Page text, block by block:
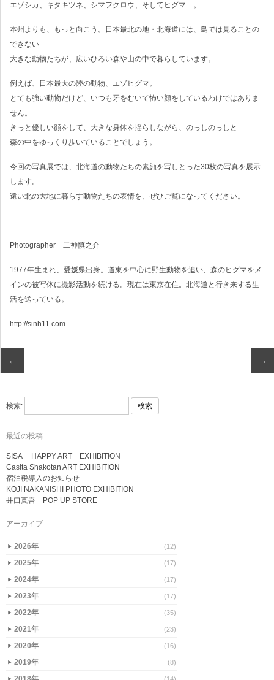
← →
エゾシカ、キタキツネ、シマフクロウ、そしてヒグマ…。
本州よりも、もっと向こう。日本最北の地・北海道には、島では見ることの
できない
大きな動物たちが、広いひろい森や山の中で暮らしています。
例えば、日本最大の陸の動物、エゾヒグマ。
とても強い動物だけど、いつも牙をむいて怖い顔をしているわけではありま
せん。
きっと優しい顔をして、大きな身体を揺らしながら、のっしのっしと
森の中をゆっくり歩いていることでしょう。
今回の写真展では、北海道の動物たちの素顔を写しとった30枚の写真を展示
します。
遠い北の大地に暮らす動物たちの表情を、ぜひご覧になってください。
Photographer 二神慎之介
1977年生まれ、愛媛県出身。道東を中心に野生動物を追い、森のヒグマをメ
インの被写体に撮影活動を続ける。現在は東京在住。北海道と行き来する生
活を送っている。
http://sinh11.com
検索:
最近の投稿
SISA HAPPY ART EXHIBITION
Casita Shakotan ART EXHIBITION
宿泊税導入のお知らせ
KOJI NAKANISHI PHOTO EXHIBITION
井口真吾 POP UP STORE
アーカイブ
▶ 2026年 (12)
▶ 2025年 (17)
▶ 2024年 (17)
▶ 2023年 (17)
▶ 2022年 (35)
▶ 2021年 (23)
▶ 2020年 (16)
▶ 2019年 (8)
▶